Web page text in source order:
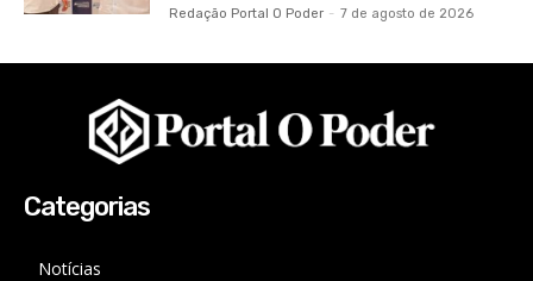
Redação Portal O Poder - 7 de agosto de 2026
Categorias
Notícias